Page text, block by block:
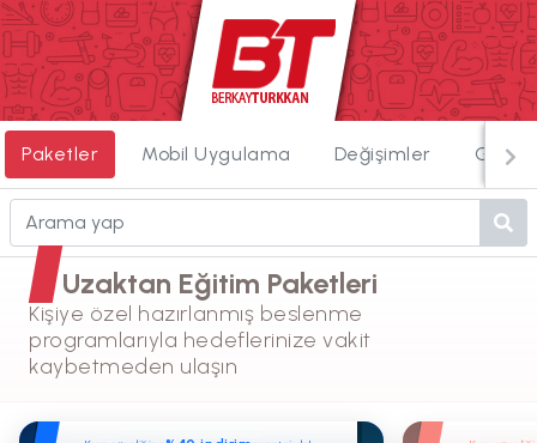
Paketler Mobil Uygulama Değişimler
Uzaktan Eğitim Paketleri
Kişiye özel hazırlanmış beslenme
programlarıyla hedeflerinize vakit
kaybetmeden ulaşın